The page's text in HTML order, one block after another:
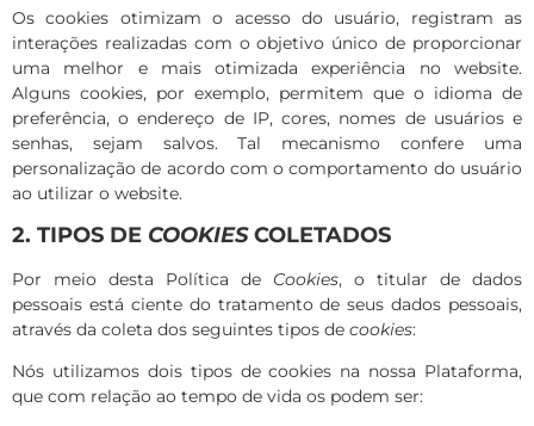
Oscookies otimizam o acesso do usuário, registram as
interações realizadas com o objetivo único de proporcionar
uma melhor e mais otimizada experiência no website.
Alguns cookies, por exemplo, permitem que o idioma de
preferência, o endereço de IP, cores, nomes de usuários e
senhas, sejam salvos. Tal mecanismo confere uma
personalização de acordo com o comportamento do usuário
ao utilizar o website.
2. TIPOS DE COOKIESCOLETADOS
Por meio desta Política de Cookies, o titular de dados
pessoais está ciente do tratamento de seus dados pessoais,
através da coleta dos seguintes tipos de cookies:
Nós utilizamos dois tipos de cookies na nossa Plataforma,
que com relação ao tempo de vida os podem ser: